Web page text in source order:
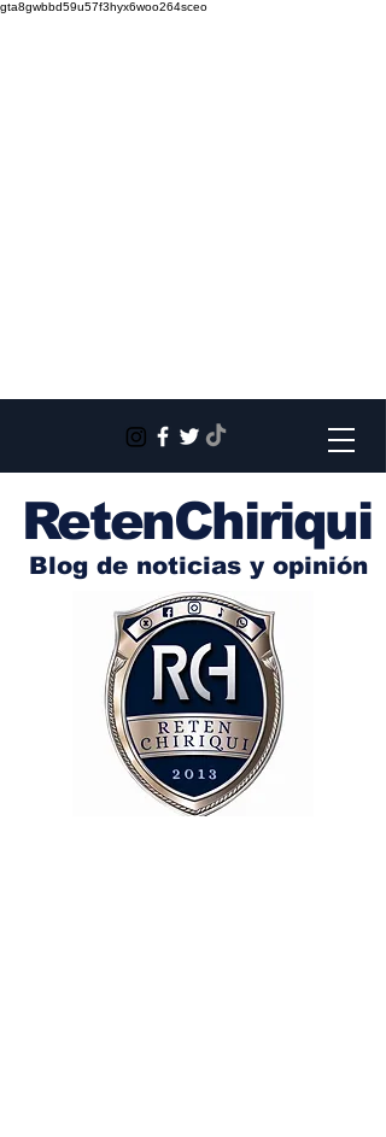
gta8gwbbd59u57f3hyx6woo264sceo
RetenChiriqui
Blog de noticias y opinión